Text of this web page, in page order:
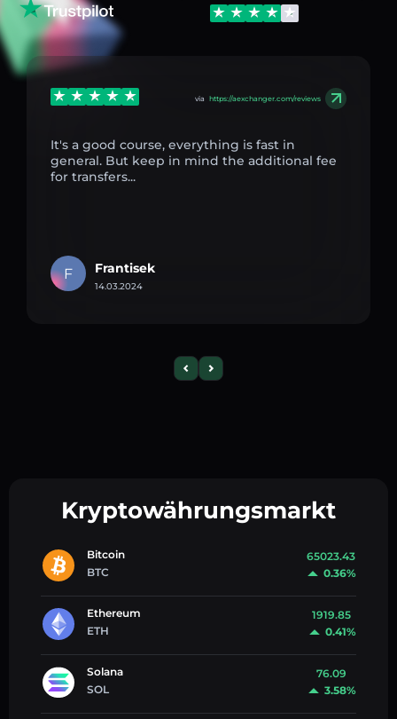
via https://aexchanger.com/reviews
It's a good course, everything is fast in
general. But keep in mind the additional fee
for transfers...
F Frantisek
14.03.2024
Kryptowährungsmarkt
Bitcoin
BTC
65023.43
0.36%
Ethereum
ETH
1919.85
0.41%
Solana
SOL
76.09
3.58%